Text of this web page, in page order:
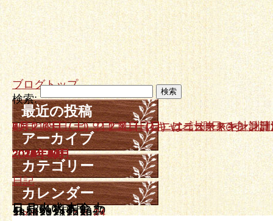
ブログトップ
検索:
最近の投稿
10月１８日、１９日ニュースキャン計測日です。
9月２０日（土）、２１日（日）はニュースキャン
7月２６日（土）、２７日（日）ニュースキャン計
6月２１日（土）２２日（日）ニュースキャン計測日
5月１７日（土）、１８日（日）はニュースキャン
アーカイブ
2025年10月
2025年9月
2025年7月
2025年6月
2025年5月
2025年4月
2025年3月
2025年2月
2024年12月
2024年11月
2024年10月
2024年9月
2024年7月
2024年5月
2024年3月
2024年1月
2023年12月
2023年11月
2023年10月
2023年8月
2023年7月
2023年6月
2023年4月
2023年3月
2023年2月
2023年1月
2022年12月
2022年11月
2022年9月
2022年8月
2022年7月
2022年6月
2022年5月
2022年4月
2022年3月
2022年2月
2021年12月
2021年11月
2021年10月
2021年8月
2021年7月
2021年6月
2021年5月
2021年4月
2021年3月
2021年1月
2020年12月
2020年10月
2020年6月
2020年5月
2020年3月
2019年12月
2019年10月
2019年9月
2019年7月
2019年6月
2019年4月
2019年3月
2019年2月
2019年1月
2018年11月
2018年10月
2018年9月
2018年8月
2018年5月
2018年4月
2018年3月
2018年2月
2018年1月
2017年12月
2017年11月
2017年10月
2017年9月
2017年8月
2017年7月
2017年6月
2017年5月
2017年4月
2017年3月
2017年2月
2017年1月
2016年12月
2016年11月
2016年10月
2016年9月
2016年8月
2016年7月
2016年6月
2016年5月
2016年4月
2016年3月
2016年2月
2016年1月
2015年12月
2015年11月
2015年10月
2015年9月
2015年8月
2015年7月
2015年6月
2015年5月
2015年4月
2015年3月
2015年2月
2015年1月
2014年12月
2014年11月
2014年10月
2014年9月
2014年8月
2014年7月
2014年6月
2014年5月
2014年4月
2014年3月
カテゴリー
日記
カレンダー
2016年9月
日 月 火 水 木 金 土
« 8月 10月 »
1 2 3
4 5 6 7 8 9 10
11121314151617
18192021222324
252627282930